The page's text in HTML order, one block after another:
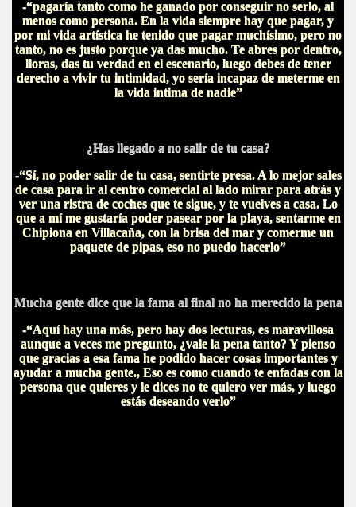
-“pagaría tanto como he ganado por conseguir no serlo, al
menos como persona. En la vida siempre hay que pagar, y
por mi vida artística he tenido que pagar muchísimo, pero no
tanto, no es justo porque ya das mucho. Te abres por dentro,
lloras, das tu verdad en el escenario, luego debes de tener
derecho a vivir tu intimidad, yo sería incapaz de meterme en
la vida intima de nadie”
¿Has llegado a no salir de tu casa?
-“Sí, no poder salir de tu casa, sentirte presa. A lo mejor sales
de casa para ir al centro comercial al lado mirar para atrás y
ver una ristra de coches que te sigue, y te vuelves a casa. Lo
que a mí me gustaría poder pasear por la playa, sentarme en
Chipiona en Villacaña, con la brisa del mar y comerme un
paquete de pipas, eso no puedo hacerlo”
Mucha gente dice que la fama al final no ha merecido la pena
-“Aquí hay una más, pero hay dos lecturas, es maravillosa
aunque a veces me pregunto, ¿vale la pena tanto? Y pienso
que gracias a esa fama he podido hacer cosas importantes y
ayudar a mucha gente., Eso es como cuando te enfadas con la
persona que quieres y le dices no te quiero ver más, y luego
estás deseando verlo”